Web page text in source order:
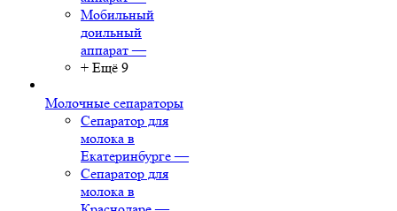
Мобильный
доильный
аппарат —
+ Ещё 9
Молочные сепараторы
Сепаратор для
молока в
Екатеринбурге —
Сепаратор для
молока в